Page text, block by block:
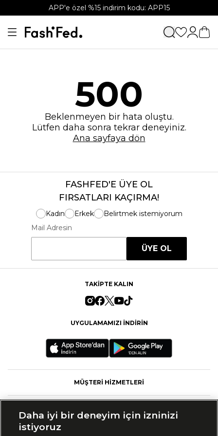
APP'e özel %15 indirim kodu: APP15
500
Beklenmeyen bir hata oluştu.
Lütfen daha sonra tekrar deneyiniz.
Ana sayfaya dön
FASHFED'E ÜYE OL
FIRSATLARI KAÇIRMA!
Kadın Erkek
Belirtmek istemiyorum
Mail Adresin
ÜYE OL
TAKİPTE KALIN
UYGULAMAMIZI İNDİRİN
MÜŞTERİ HİZMETLERİ
Daha iyi bir deneyim için izninizi
istiyoruz